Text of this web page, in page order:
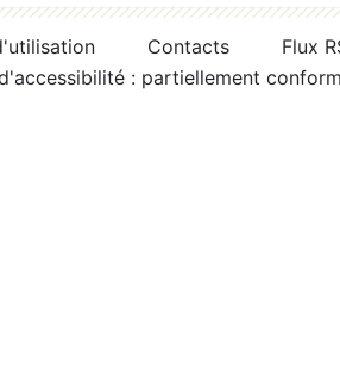
Contacts
Flux
: partiellement